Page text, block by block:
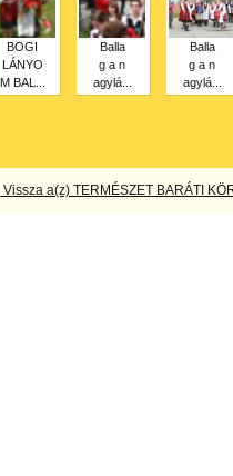
BOGI
LÁNYO
M BAL...
Balla
g a n
agylá...
Balla
g a n
agylá...
Vissza a(z) TERMÉSZET BARÁTI